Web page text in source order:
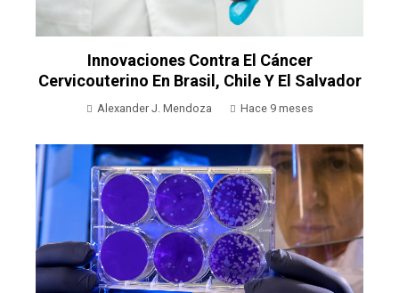
Innovaciones Contra El Cáncer
Cervicouterino En Brasil, Chile Y El Salvador
Alexander J. Mendoza Hace 9 meses